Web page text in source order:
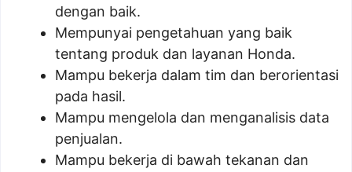
dengan baik.
Mempunyai pengetahuan yang baik
tentang produk dan layanan Honda.
Mampu bekerja dalam tim dan berorientasi
pada hasil.
Mampu mengelola dan menganalisis data
penjualan.
Mampu bekerja di bawah tekanan dan